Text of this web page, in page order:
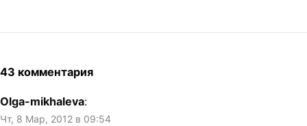
43 комментария
Olga-mikhaleva:
Чт, 8 Мар, 2012 в 09:54